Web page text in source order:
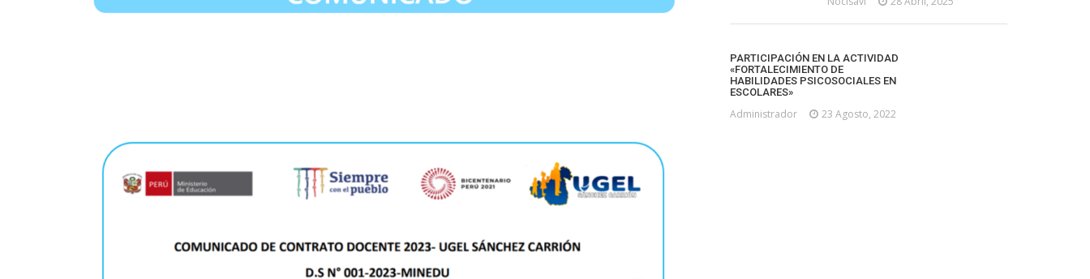
PARTICIPACIÓN EN LA ACTIVIDAD
«FORTALECIMIENTO DE
HABILIDADES PSICOSOCIALES EN
ESCOLARES»
Administrador 23 Agosto, 2022